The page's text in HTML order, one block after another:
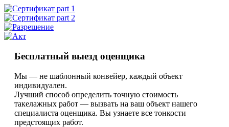
Бесплатный выезд оценщика
Мы — не шаблонный конвейер, каждый объект
индивидуален.
Лучший способ определить точную стоимость
такелажных работ — вызвать на ваш объект нашего
специалиста оценщика. Вы узнаете все тонкости
предстоящих работ.